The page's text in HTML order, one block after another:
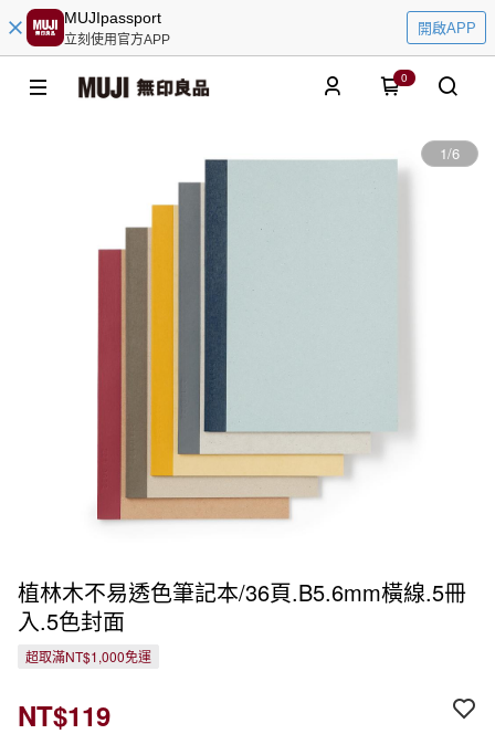
MUJIpassport
立刻使用官方APP
開啟APP
0
1/6
植林木不易透色筆記本/36頁.B5.6mm橫線.5冊
入.5色封面
超取滿NT$1,000免運
NT$119